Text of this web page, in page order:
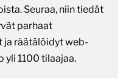
Seuraa, niin tiedät
parhaat
räätälöidyt web-
yli 1100 tilaajaa.